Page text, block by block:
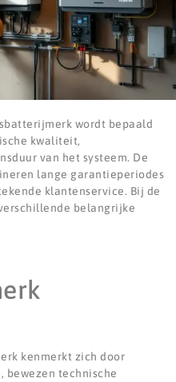
wordt bepaald
kwaliteit,
van het systeem. De
lange garantieperiodes
klantenservice. Bij de
belangrijke
kenmerkt zich door
, bewezen technische